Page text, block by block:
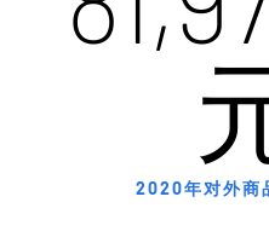
2020年对外商